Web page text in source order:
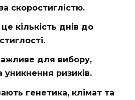
скоростиглістю.
кількість днів до
для вибору,
уникнення ризиків.
генетика, клімат та